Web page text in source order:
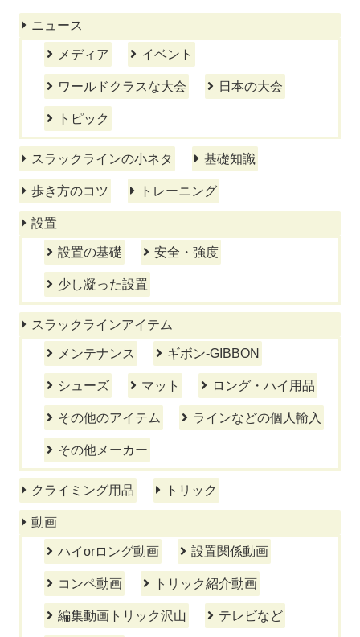
ニュース
メディア イベント
ワールドクラスな大会 日本の大会
トピック
スラックラインの小ネタ 基礎知識
歩き方のコツ トレーニング
設置
設置の基礎 安全・強度
少し凝った設置
スラックラインアイテム
メンテナンス ギボン-GIBBON
シューズ マット ロング・ハイ用品
その他のアイテム ラインなどの個人輸入
その他メーカー
クライミング用品 トリック
動画
ハイorロング動画 設置関係動画
コンペ動画 トリック紹介動画
編集動画トリック沢山 テレビなど